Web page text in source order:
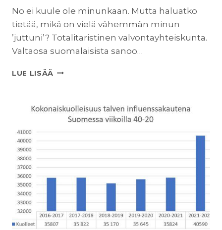
No ei kuule ole minunkaan. Mutta haluatko
tietää, mikä on vielä vähemmän minun
’juttuni’? Totalitaristinen valvontayhteiskunta.
Valtaosa suomalaisista sanoo…
LUE LISÄÄ KUN
OIKEIN
OLE